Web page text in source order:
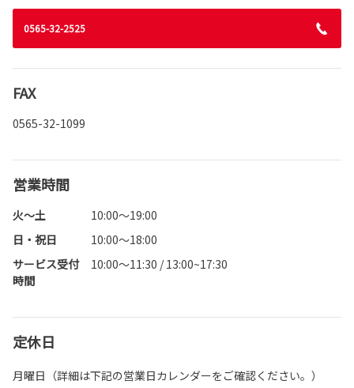
0565-32-2525
FAX
0565-32-1099
営業時間
火～土
10:00～19:00
日・祝日
10:00～18:00
サービス受付
時間
10:00～11:30 / 13:00~17:30
定休日
月曜日（詳細は下記の営業日カレンダーをご確認ください。）